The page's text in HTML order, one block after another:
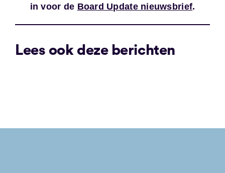
in voor de Board Update nieuwsbrief.
Lees ook deze berichten